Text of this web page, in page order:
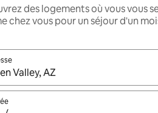
des logements où vous vous
chez vous pour un séjour d'un
les résultats s'affichent, utilisez les